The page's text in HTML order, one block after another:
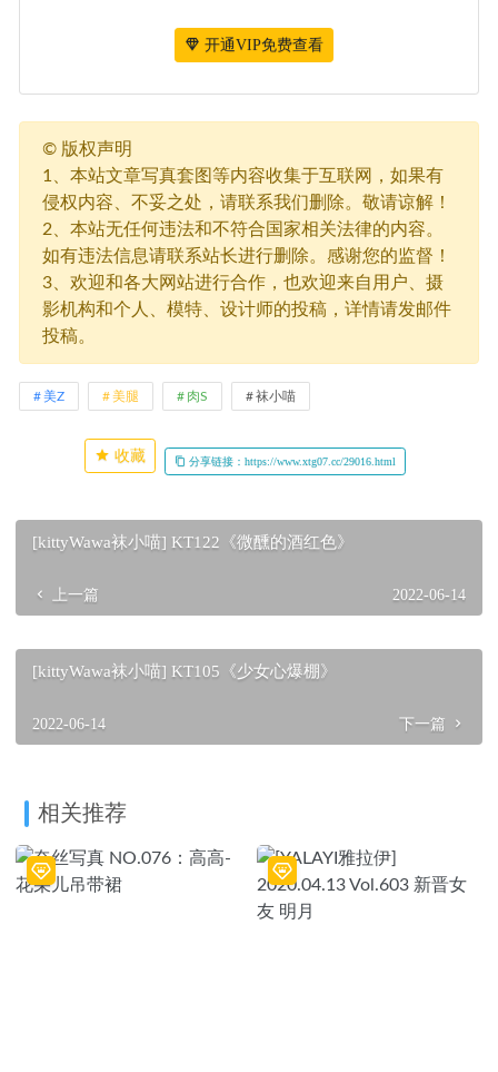
开通VIP免费查看
© 版权声明
1、本站文章写真套图等内容收集于互联网，如果有
侵权内容、不妥之处，请联系我们删除。敬请谅解！
2、本站无任何违法和不符合国家相关法律的内容。
如有违法信息请联系站长进行删除。感谢您的监督！
3、欢迎和各大网站进行合作，也欢迎来自用户、摄
影机构和个人、模特、设计师的投稿，详情请发邮件
投稿。
美Z 美腿 肉S 袜小喵
收藏 分享链接：https://www.xtg07.cc/29016.html
[kittyWawa袜小喵] KT122《微醺的酒红色》
上一篇 2022-06-14
[kittyWawa袜小喵] KT105《少女心爆棚》
2022-06-14 下一篇
相关推荐